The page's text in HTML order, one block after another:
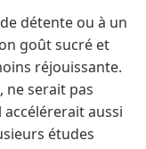
détente ou à un
goût sucré et
réjouissante.
ne serait pas
aussi
études